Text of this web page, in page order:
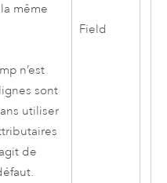
même
n’est
sont
utiliser
de
Field